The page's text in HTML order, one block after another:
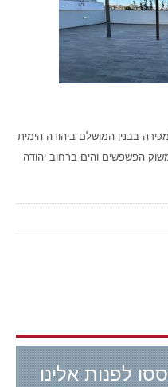
בבנין המושלם ביהודה הימית
הפשפשים והים ברחוב יהודה
לפנות אלינו